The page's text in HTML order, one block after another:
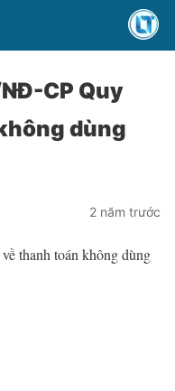
CP Quy
dùng
2 năm trước
thanh toán không dùng